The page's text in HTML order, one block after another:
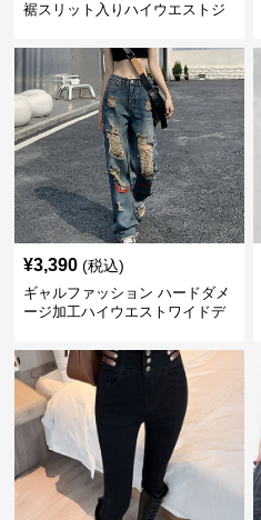
裾スリット入りハイウエストジ
¥3,390 (税込)
ギャルファッション ハードダメ
ージ加工ハイウエストワイドデ